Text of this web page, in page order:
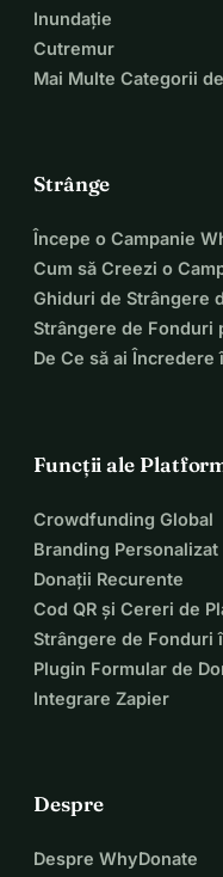
Inundație
Cutremur
Mai Multe Categorii
Strânge
Începe o Campanie
Cum să Creezi o
Ghiduri de Strângere
Strângere de Fonduri
De Ce să ai Încredere
Funcții ale
Crowdfunding Global
Branding Personalizat
Donații Recurente
Cod QR și Cereri de
Strângere de Fonduri
Plugin Formular de
Integrare Zapier
Despre
Despre WhyDonate